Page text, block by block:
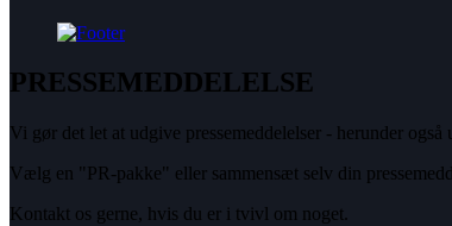
PRESSEMEDDELELSE
Vi gør det let at udgive pressemeddelelser - herunder
Vælg en "PR-pakke" eller sammensæt selv din
Kontakt os gerne, hvis du er i tvivl om noget.